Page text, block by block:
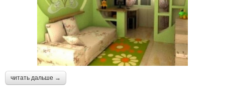
читать дальше →